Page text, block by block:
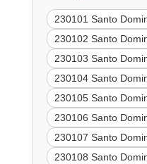
230101 Santo
230102 Santo
230103 Santo
230104 Santo
230105 Santo
230106 Santo
230107 Santo
230108 Santo